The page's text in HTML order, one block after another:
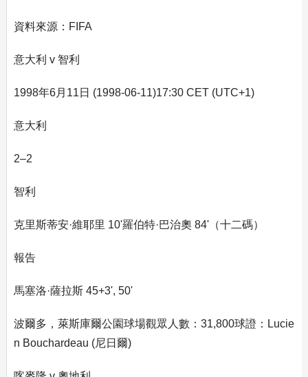
資料來源：FIFA
意大利 v 智利
1998年6月11日 (1998-06-11)17:30 CET (UTC+1)
意大利
2–2
智利
克里斯蒂安·維耶里 10'羅伯特·巴治奧 84'（十二碼）
報告
馬塞洛·薩拉斯 45+3', 50'
波爾多，萊斯庫爾公園球場觀眾人數：31,800球證：Lucie
n Bouchardeau (尼日爾)